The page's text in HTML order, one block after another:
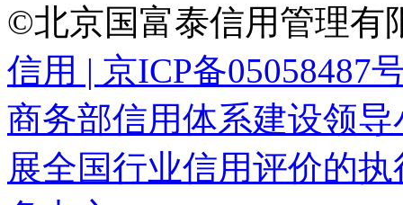
©北京国富泰信用管理有
信用 | 京ICP备05058487
商务部信用体系建设领
展全国行业信用评价的